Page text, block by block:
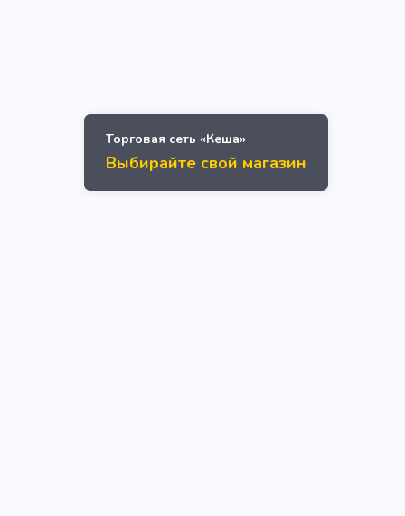
Торговая сеть «Кеша»
Выбирайте свой магазин